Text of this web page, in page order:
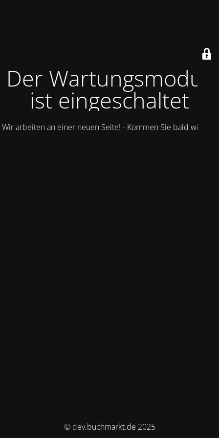
Der Wartungsmodus
ist eingeschaltet
Wir arbeiten an einer neuen Seite! - Kommen Sie bald wieder.
© dev.buchmarkt.de 2025